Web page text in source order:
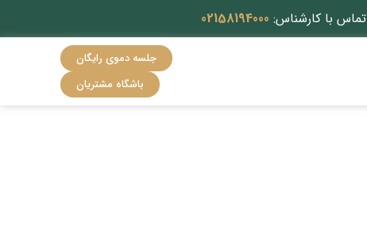
تماس با کارشناس: 02158194000
جلسه دموی رایگان
باشگاه مشتریان